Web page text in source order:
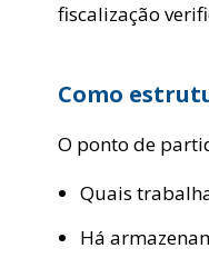
fiscalização
Como
O ponto de
Quais
Há